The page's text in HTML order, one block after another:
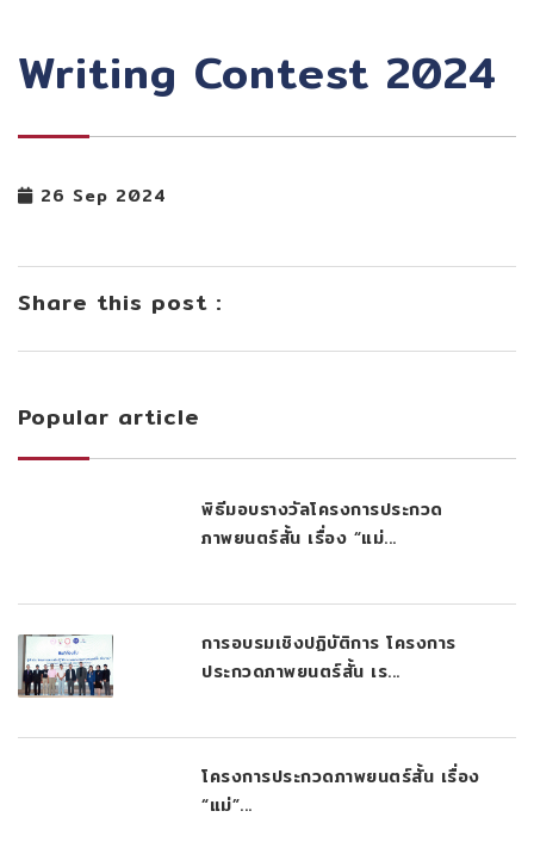
Writing Contest 2024
26 Sep 2024
Share this post :
Popular article
พิธีมอบรางวัลโครงการประกวด
ภาพยนตร์สั้น เรื่อง “แม่...
การอบรมเชิงปฏิบัติการ โครงการ
ประกวดภาพยนตร์สั้น เร...
โครงการประกวดภาพยนตร์สั้น เรื่อง
“แม่”...